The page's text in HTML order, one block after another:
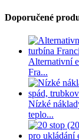
Doporučené
Alternativní
Fra...
Nízké
teplo...